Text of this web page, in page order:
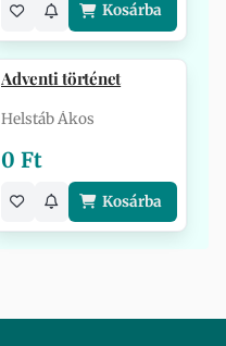
Kosárba
Adventi történet
Helstáb Ákos
0 Ft
Kosárba